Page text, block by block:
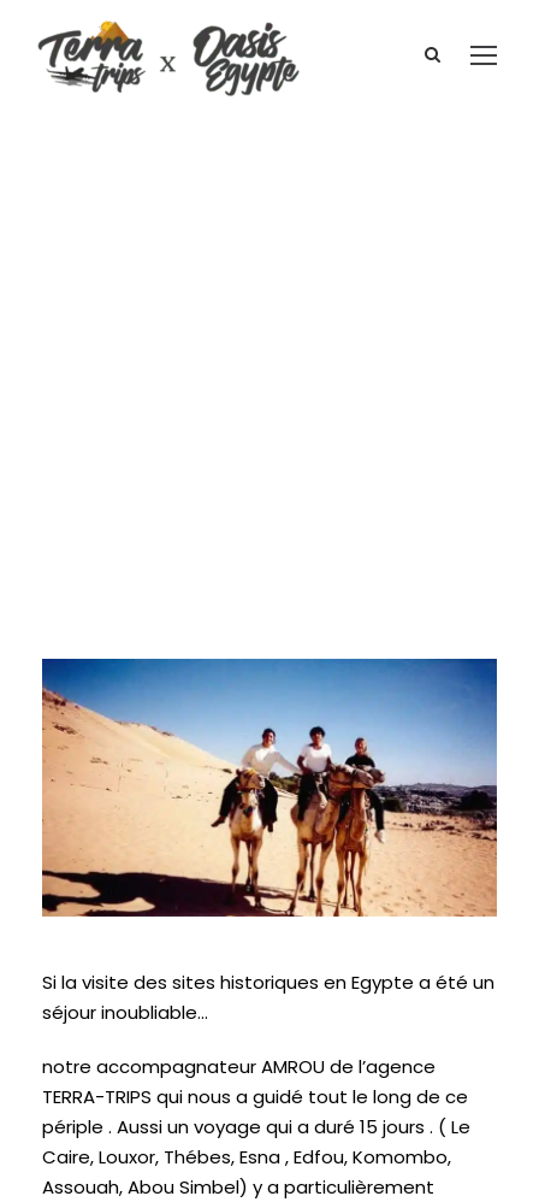
Si la visite des sites historiques en Egypte a été un
séjour inoubliable…
notre accompagnateur AMROU de l’agence
TERRA-TRIPS qui nous a guidé tout le long de ce
périple . Aussi un voyage qui a duré 15 jours . (Le
Caire, Louxor, Thébes, Esna , Edfou, Komombo,
Assouah, Abou Simbel) y a particulièrement